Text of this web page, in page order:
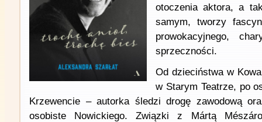
otoczenia aktora, a
samym, tworzy
prowokacyjnego,
sprzeczności.
Od dzieciństwa w
w Starym Teatrze, po
Krzewencie – autorka śledzi drogę zawodową
osobiste Nowickiego. Związki z Mártą